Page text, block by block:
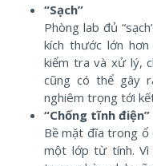
“Sạch”
Phòng lab đủ
kích thước lớn
kiểm tra và xử lý,
cũng có thể gây
nghiêm trọng tới
“Chống tĩnh điện”
Bề mặt đĩa trong
một lớp từ tính. Vì